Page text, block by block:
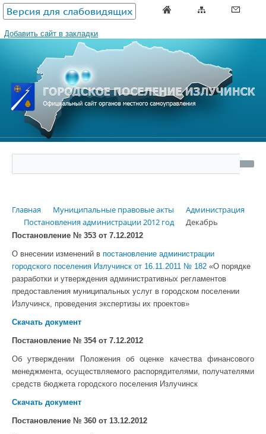
Версия для слабовидящих
Добавить сайт в закладки
Главная Муниципальные правовые акты
Администрация
Постановления администрации 2012 год
Декабрь
Постановление № 353 от 7.12.2012
О внесении изменений в постановление администрации
городского поселения Излучинск от 16.11.2011 № 182 «О порядке
разработки и утверждения административных регламентов
предоставления муниципальных услуг в городском поселении
Излучинск, проведения экспертизы их проектов»
Скачать документ
Постановление № 354 от 7.12.2012
Об утверждении Положения об оценке качества финансового
менеджмента, осуществляемого распорядителями, получателями
средств бюджета городского поселения Излучинск
Скачать документ
Постановление № 360 от 13.12.2012